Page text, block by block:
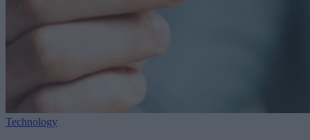
Technology